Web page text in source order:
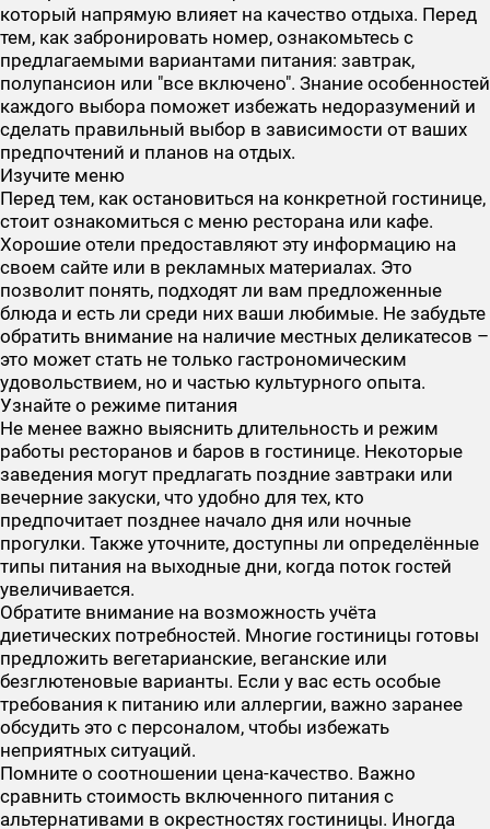
который напрямую влияет на качество отдыха. Перед
тем, как забронировать номер, ознакомьтесь с
предлагаемыми вариантами питания: завтрак,
полупансион или "все включено". Знание особенностей
каждого выбора поможет избежать недоразумений и
сделать правильный выбор в зависимости от ваших
предпочтений и планов на отдых.
Изучите меню
Перед тем, как остановиться на конкретной гостинице,
стоит ознакомиться с меню ресторана или кафе.
Хорошие отели предоставляют эту информацию на
своем сайте или в рекламных материалах. Это
позволит понять, подходят ли вам предложенные
блюда и есть ли среди них ваши любимые. Не забудьте
обратить внимание на наличие местных деликатесов –
это может стать не только гастрономическим
удовольствием, но и частью культурного опыта.
Узнайте о режиме питания
Не менее важно выяснить длительность и режим
работы ресторанов и баров в гостинице. Некоторые
заведения могут предлагать поздние завтраки или
вечерние закуски, что удобно для тех, кто
предпочитает позднее начало дня или ночные
прогулки. Также уточните, доступны ли определённые
типы питания на выходные дни, когда поток гостей
увеличивается.
Обратите внимание на возможность учёта
диетических потребностей. Многие гостиницы готовы
предложить вегетарианские, веганские или
безглютеновые варианты. Если у вас есть особые
требования к питанию или аллергии, важно заранее
обсудить это с персоналом, чтобы избежать
неприятных ситуаций.
Помните о соотношении цена-качество. Важно
сравнить стоимость включенного питания с
альтернативами в окрестностях гостиницы. Иногда